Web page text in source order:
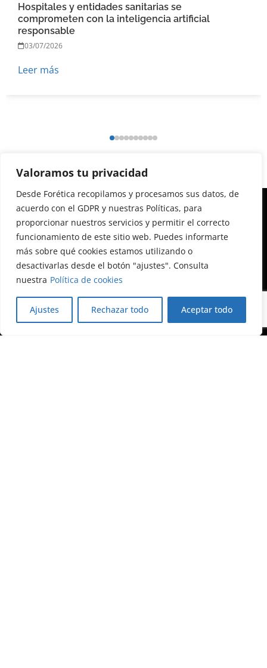
Valoramos tu privacidad
Desde Forética recopilamos y procesamos sus datos, de
acuerdo con el GDPR y nuestras Políticas, para
proporcionar nuestros servicios y permitir el correcto
funcionamiento de este sitio web. Puedes informarte
más sobre qué cookies estamos utilizando o
desactivarlas desde el botón "ajustes". Consulta
nuestra Política de cookies
Ajustes Rechazar todo Aceptar todo
Hospitales y entidades sanitarias se
comprometen con la inteligencia artificial
responsable
03/07/2026
Leer más
Calle Almagro, 12, 3ª planta
28010 Madrid
+34 91 522 79 46
foretica@foretica.es